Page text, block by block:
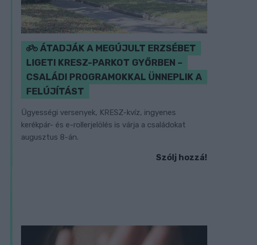
ÁTADJÁK A MEGÚJULT ERZSÉBET
LIGETI KRESZ-PARKOT GYŐRBEN –
CSALÁDI PROGRAMOKKAL ÜNNEPLIK A
FELÚJÍTÁST
Ügyességi versenyek, KRESZ-kvíz, ingyenes
kerékpár- és e-rollerjelölés is várja a családokat
augusztus 8-án.
Szólj hozzá!